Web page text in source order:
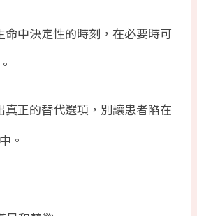
命中決定性的時刻，在必要時可
真正的替代選項，別讓患者陷在
。